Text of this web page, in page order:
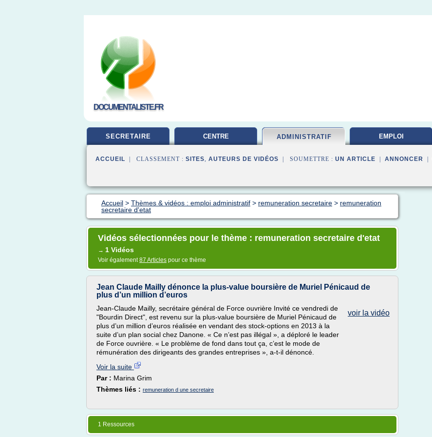
DOCUMENTALISTE.FR
SECRETAIRE CENTRE ADMINISTRATIF EMPLOI
ACCUEIL | CLASSEMENT : SITES, AUTEURS DE VIDÉOS | SOUMETTRE : UN ARTICLE ANNONCER
Accueil > Thèmes & vidéos : emploi administratif > remuneration secretaire > remuneration
secretaire d'etat
Vidéos sélectionnées pour le thème : remuneration secretaire d'etat
→ 1 Vidéos
Voir également87 Articles pour ce thème
Jean Claude Mailly dénonce la plus-value boursière de Muriel Pénicaud de
plus d’un million d’euros
voir la vidéo
Jean-Claude Mailly, secrétaire général de Force ouvrière Invité ce vendredi de
"Bourdin Direct", est revenu sur la plus-value boursière de Muriel Pénicaud de
plus d’un million d’euros réalisée en vendant des stock-options en 2013 à la
suite d’un plan social chez Danone. « Ce n’est pas illégal », a déploré le leader
de Force ouvrière. « Le problème de fond dans tout ça, c’est le mode de
rémunération des dirigeants des grandes entreprises », a-t-il dénoncé.
Voir la suite
Par : Marina Grim
Thèmes liés : remuneration d une secretaire
1 Ressources